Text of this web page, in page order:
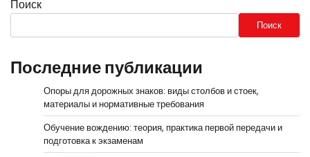
Поиск
Поиск
Последние публикации
Опоры для дорожных знаков: виды столбов и стоек,
материалы и нормативные требования
Обучение вождению: теория, практика первой передачи и
подготовка к экзаменам